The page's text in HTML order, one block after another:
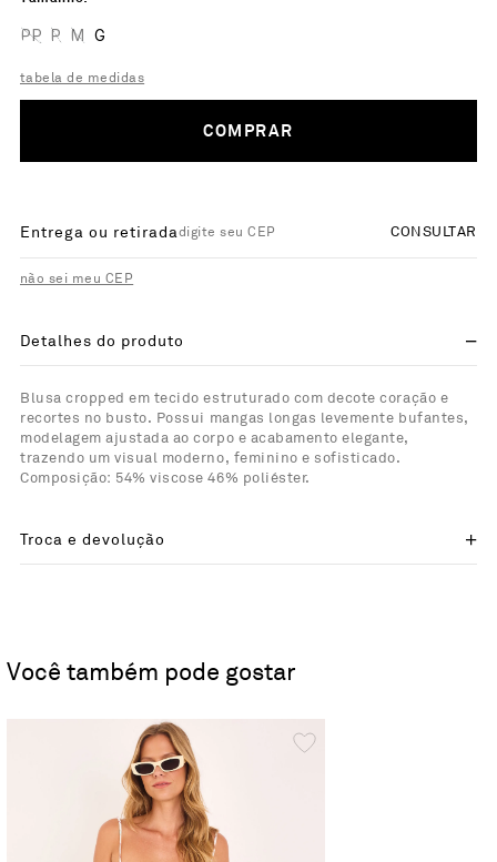
PP P M G
tabela de medidas
COMPRAR
Entrega ou retirada CONSULTAR
não sei meu CEP
Detalhes do produto
Blusa cropped em tecido estruturado com decote coração e
recortes no busto. Possui mangas longas levemente bufantes,
modelagem ajustada ao corpo e acabamento elegante,
trazendo um visual moderno, feminino e sofisticado.
Composição: 54% viscose 46% poliéster.
Troca e devolução
Você também pode gostar